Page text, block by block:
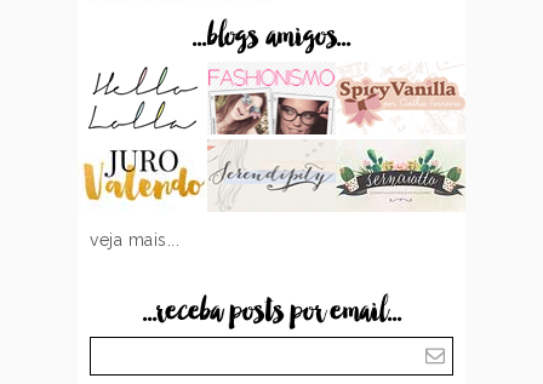
...blogs amigos...
veja mais...
...receba posts por email...